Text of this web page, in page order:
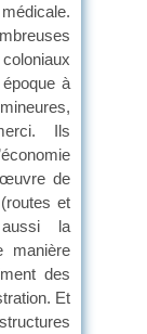
à
Ils
de
et
la
manière
des
Et